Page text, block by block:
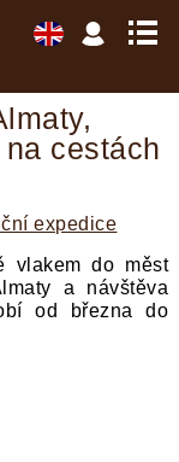
cestách
expedice
vlakem do měst
a návštěva
od března do